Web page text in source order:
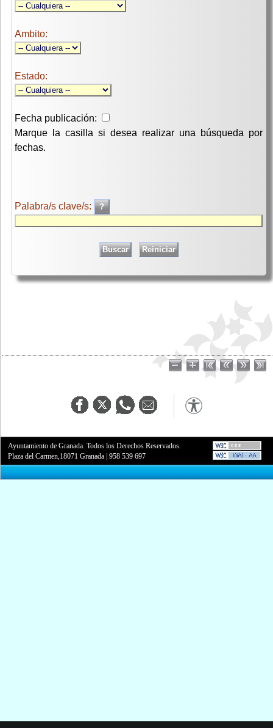
Ambito:
Estado:
Fecha publicación:
Marque la casilla si desea realizar una búsqueda por
fechas.
Palabra/s clave/s:
Ayuntamiento de Granada. Todos los Derechos Reservados.
Plaza del Carmen,18071 Granada |958 539 697